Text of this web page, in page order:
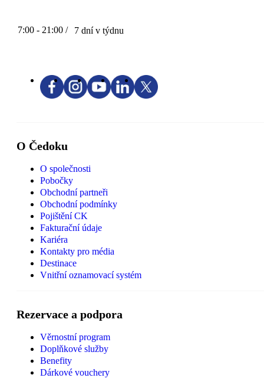
7:00 - 21:00 / 7 dní v týdnu
O Čedoku
O společnosti
Pobočky
Obchodní partneři
Obchodní podmínky
Pojištění CK
Fakturační údaje
Kariéra
Kontakty pro média
Destinace
Vnitřní oznamovací systém
Rezervace a podpora
Věrnostní program
Doplňkové služby
Benefity
Dárkové vouchery